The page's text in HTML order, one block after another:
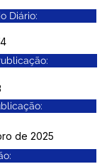
Diário:
de 2025